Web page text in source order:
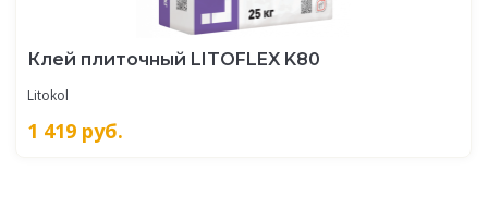
Клей плиточный LITOFLEX K80
Litokol
1 419 руб.